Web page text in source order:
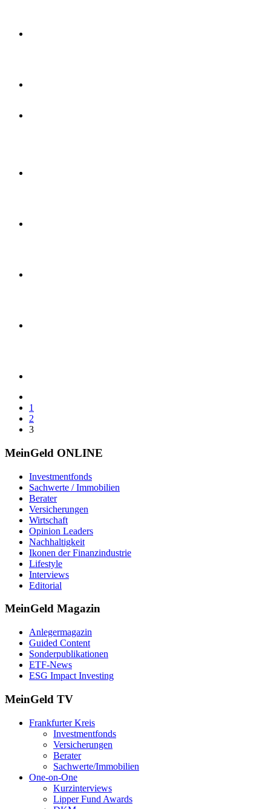
1
2
3
MeinGeld ONLINE
Investmentfonds
Sachwerte / Immobilien
Berater
Versicherungen
Wirtschaft
Opinion Leaders
Nachhaltigkeit
Ikonen der Finanzindustrie
Lifestyle
Interviews
Editorial
MeinGeld Magazin
Anlegermagazin
Guided Content
Sonderpublikationen
ETF-News
ESG Impact Investing
MeinGeld TV
Frankfurter Kreis
Investmentfonds
Versicherungen
Berater
Sachwerte/Immobilien
One-on-One
Kurzinterviews
Lipper Fund Awards